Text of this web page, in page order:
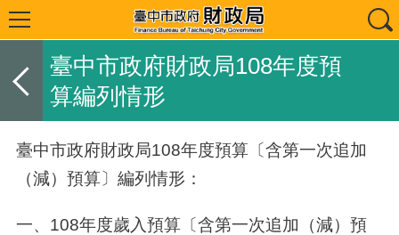
臺中市政府財政局108年度預
算編列情形
臺中市政府財政局108年度預算〔含第一次追加
（減）預算〕編列情形：
一、108年度歲入預算〔含第一次追加（減）預